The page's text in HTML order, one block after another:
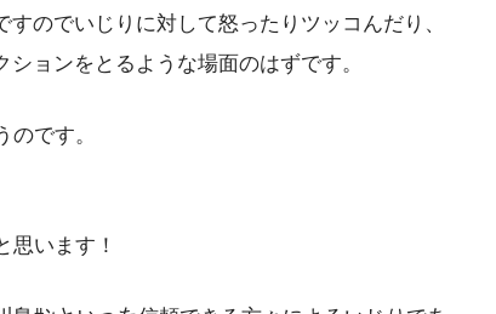
のでいじりに対して怒ったりツッコんだり、
ョンをとるような場面のはずです。
です。
思います！